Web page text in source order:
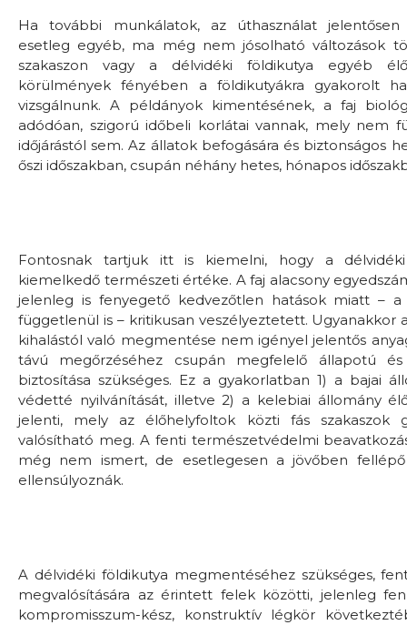
Ha további munkálatok, az úthasználat jelentősen
esetleg egyéb, ma még nem jósolható változások
szakaszon vagy a délvidéki földikutya egyéb
körülmények fényében a földikutyákra gyakorolt
vizsgálnunk. A példányok kimentésének, a faj
adódóan, szigorú időbeli korlátai vannak, mely nem
időjárástól sem. Az állatok befogására és biztonságos
őszi időszakban, csupán néhány hetes, hónapos
Fontosnak tartjuk itt is kiemelni, hogy a
kiemelkedő természeti értéke. A faj alacsony
jelenleg is fenyegető kedvezőtlen hatások miatt –
függetlenül is – kritikusan veszélyeztetett. Ugyanakkor
kihalástól való megmentése nem igényel jelentős
távú megőrzéséhez csupán megfelelő állapotú
biztosítása szükséges. Ez a gyakorlatban 1) a bajai
védetté nyilvánítását, illetve 2) a kelebiai állomány
jelenti, mely az élőhelyfoltok közti fás szakaszok
valósítható meg. A fenti természetvédelmi
még nem ismert, de esetlegesen a jövőben
ellensúlyoznák.
A délvidéki földikutya megmentéséhez szükséges,
megvalósítására az érintett felek közötti, jelenleg
kompromisszum-kész, konstruktív légkör